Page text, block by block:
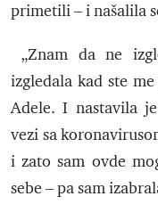
primetili – i našalila
„Znam da ne
izgledala kad ste
Adele. I nastavila
vezi sa
i zato sam ovde
sebe – pa sam